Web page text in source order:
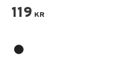
119 KR